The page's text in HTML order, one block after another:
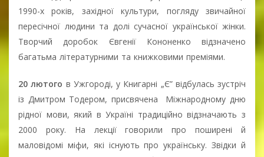
1990-х років, західної культури, погляду звичайної
пересічної людини та долі сучасної української жінки.
Творчий доробок Євгенії Кононенко відзначено
багатьма літературними та книжковими преміями.
20 лютого в Ужгороді, у Книгарні „Є” відбулась зустріч
із Дмитром Тодером, присвячена Міжнародному дню
рідної мови, який в Україні традиційно відзначають з
2000 року. На лекції говорили про поширені й
маловідомі міфи, які існують про українську. Звідки й